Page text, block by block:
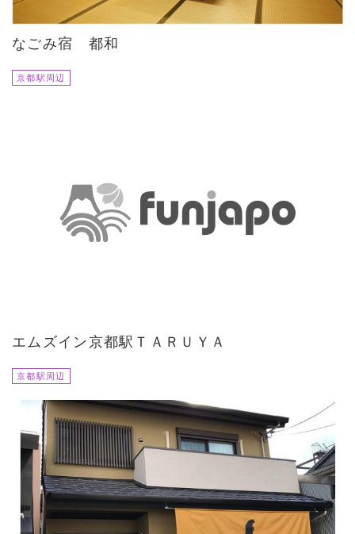
なごみ宿 都和
京都駅周辺
エムズイン京都駅ＴＡＲＵＹＡ
京都駅周辺